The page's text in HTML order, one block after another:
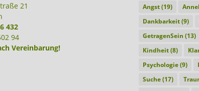
21
432
94
Vereinbarung!
Angst(19)
Dankbarkeit(9)
GetragenSein (13)
Kindheit(8)
Psychologie(9)
Suche(17)